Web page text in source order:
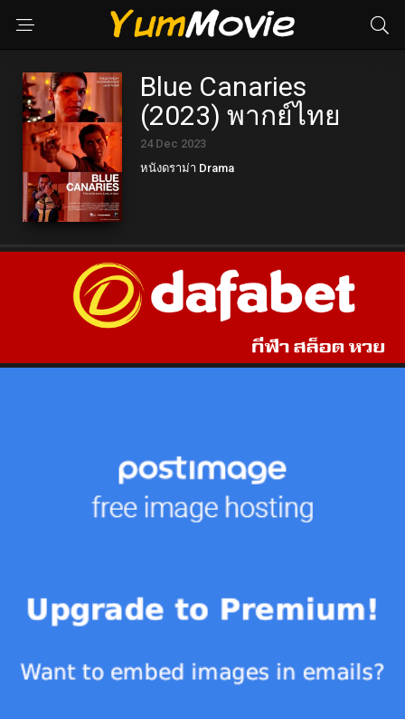
Blue Canaries
(2023) พากย์ไทย
24 Dec 2023
หนังดราม่า Drama